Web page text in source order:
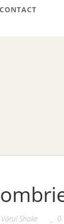
CONTACT
Vărul Shake 0